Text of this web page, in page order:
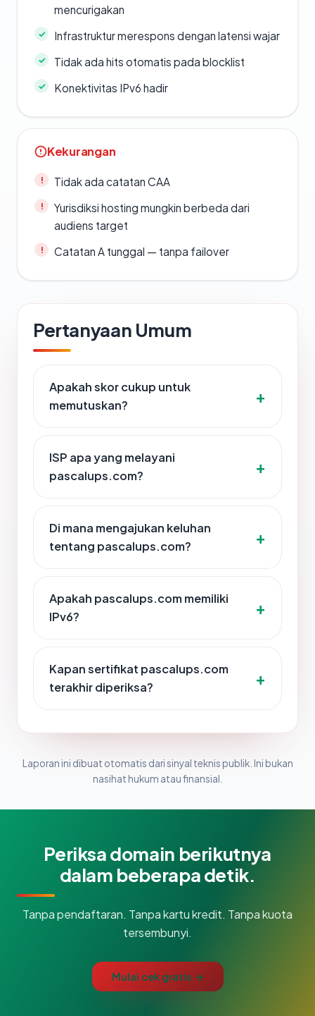
mencurigakan
Infrastruktur merespons dengan latensi wajar
Tidak ada hits otomatis pada blocklist
Konektivitas IPv6 hadir
Kekurangan
Tidak ada catatan CAA
Yurisdiksi hosting mungkin berbeda dari
audiens target
Catatan A tunggal — tanpa failover
Pertanyaan Umum
Apakah skor cukup untuk
memutuskan?
ISP apa yang melayani
pascalups.com?
Di mana mengajukan keluhan
tentang pascalups.com?
Apakah pascalups.com memiliki
IPv6?
Kapan sertifikat pascalups.com
terakhir diperiksa?
Laporan ini dibuat otomatis dari sinyal teknis publik. Ini bukan
nasihat hukum atau finansial.
Periksa domain berikutnya
dalam beberapa detik.
Tanpa pendaftaran. Tanpa kartu kredit. Tanpa kuota
tersembunyi.
Mulai cek gratis →